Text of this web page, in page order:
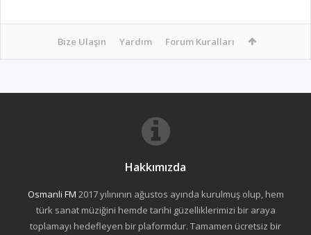
Bize Ulaşın Yardım Forum Kuralları
Hakkımızda
Osmanli FM 2017 yılınının ağustos ayında kurulmuş olup, hem
türk sanat müziğini hemde tarihi güzelliklerimizi bir araya
toplamayı hedefleyen bir plaformdur. Tamamen ücretsiz bir